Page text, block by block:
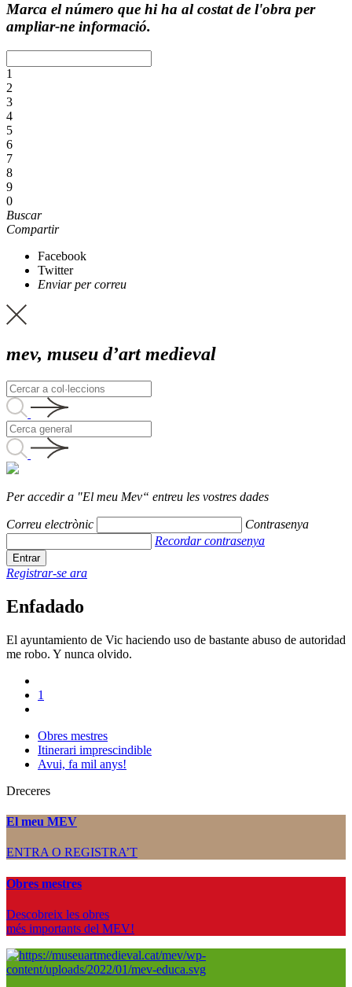
Marca el número que hi ha al costat de l'obra per
ampliar-ne informació.
1
2
3
4
5
6
7
8
9
0
Buscar
Compartir
Facebook
Twitter
Enviar per correu
mev, museu d’art medieval
Per accedir a "El meu Mev“ entreu les vostres dades
Correu electrònic
Contrasenya
Recordar contrasenya
Registrar-se ara
Enfadado
El ayuntamiento de Vic haciendo uso de bastante abuso de autoridad
me robo. Y nunca olvido.
1
Obres mestres
Itinerari imprescindible
Avui, fa mil anys!
Dreceres
El meu MEV
ENTRA O REGISTRA’T
Obres mestres
Descobreix les obres
més importants del MEV!